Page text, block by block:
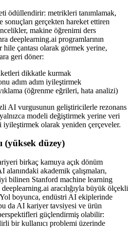
ödüllendirir: metrikleri tanımlamak,
gerçekten hareket ettiren
makine öğrenimi ders
deeplearning.ai programlarının
hile çantası olarak görmek yerine,
geri döner:
dikkatle kurmak
adım adım iyileştirmek
(öğrenme eğrileri, hata analizi)
AI vurgusunun geliştiricilerle rezonans
modeli değiştirmek yerine veri
olarak yeniden çerçeveler.
(yüksek düzey)
birkaç kamuya açık dönüm
alanındaki akademik çalışmaları,
bilinen Stanford machine learning
aracılığıyla büyük ölçekli
boyunca, endüstri AI ekiplerinde
da AI kariyer tavsiyesi ve ürün
güçlendirmiş olabilir:
bir kullanıcı problemi üzerinde